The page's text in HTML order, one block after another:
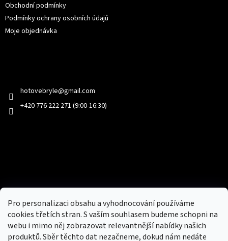
Pro personalizaci obsahu a vyhodnocování používáme
cookies třetích stran. S vaším souhlasem budeme schopni na
webu i mimo něj zobrazovat relevantnější nabídky našich
produktů. Sběr těchto dat nezačneme, dokud nám nedáte
Obchodní podmínky
Podmínky ochrany osobních údajů
Moje objednávka
hotovebryle@gmail.com
+420 776 222 271 (9:00-16:30)